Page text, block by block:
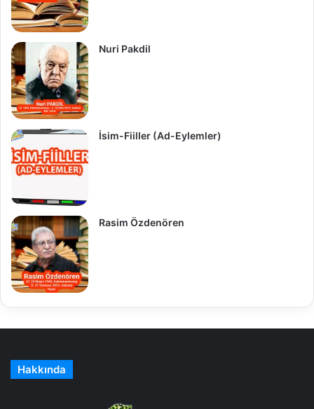
Nuri Pakdil
İsim-Fiiller (Ad-Eylemler)
Rasim Özdenören
Hakkında